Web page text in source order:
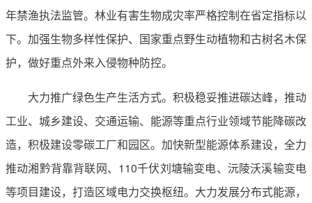
年禁渔执法监管。林业有害生物成灾率严格控制在省定指标以
下。加强生物多样性保护、国家重点野生动植物和古树名木保
护，做好重点外来入侵物种防控。
大力推广绿色生产生活方式。积极稳妥推进碳达峰，推动
工业、城乡建设、交通运输、能源等重点行业领域节能降碳改
造，积极建设零碳工厂和园区。加快新型能源体系建设，全力
推动湘黔背靠背联网、110千伏刘塘输变电、沅陵沃溪输变电
等项目建设，打造区域电力交换枢纽。大力发展分布式能源，